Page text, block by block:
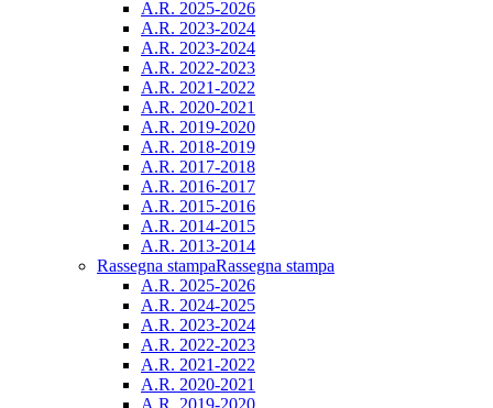
A.R. 2025-2026
A.R. 2023-2024
A.R. 2023-2024
A.R. 2022-2023
A.R. 2021-2022
A.R. 2020-2021
A.R. 2019-2020
A.R. 2018-2019
A.R. 2017-2018
A.R. 2016-2017
A.R. 2015-2016
A.R. 2014-2015
A.R. 2013-2014
Rassegna stampaRassegna stampa
A.R. 2025-2026
A.R. 2024-2025
A.R. 2023-2024
A.R. 2022-2023
A.R. 2021-2022
A.R. 2020-2021